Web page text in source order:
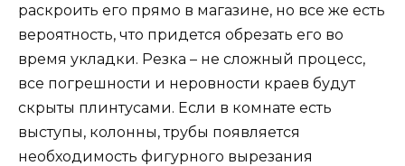
раскроить его прямо в магазине, но все же есть
вероятность, что придется обрезать его во
время укладки. Резка – не сложный процесс,
все погрешности и неровности краев будут
скрыты плинтусами. Если в комнате есть
выступы, колонны, трубы появляется
необходимость фигурного вырезания